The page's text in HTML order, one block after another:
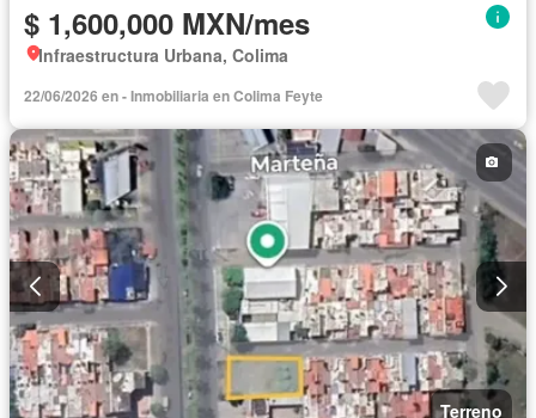
$ 1,600,000 MXN/mes
Infraestructura Urbana, Colima
22/06/2026 en - Inmobiliaria en Colima Feyte
Terreno